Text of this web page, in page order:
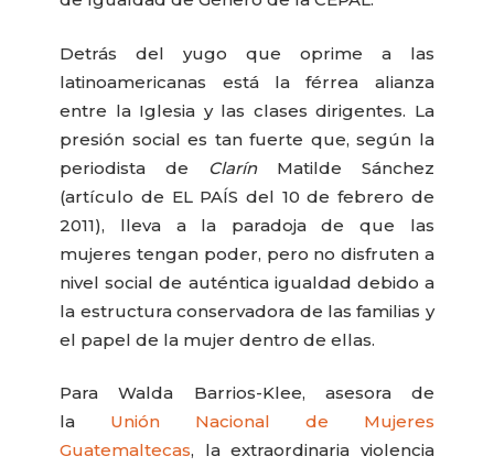
Detrás del yugo que oprime a las
latinoamericanas está la férrea alianza
entre la Iglesia y las clases dirigentes. La
presión social es tan fuerte que, según la
periodista de ClarínMatilde Sánchez
(artículo de EL PAÍS del 10 de febrero de
2011), lleva a la paradoja de que las
mujeres tengan poder, pero no disfruten a
nivel social de auténtica igualdad debido a
la estructura conservadora de las familias y
el papel de la mujer dentro de ellas.
Para Walda Barrios-Klee, asesora de
la Unión Nacional de Mujeres
Guatemaltecas, la extraordinaria violencia